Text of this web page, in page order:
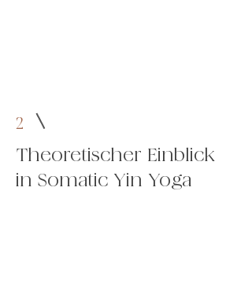
2
Theoretischer Einblick
in Somatic Yin Yoga